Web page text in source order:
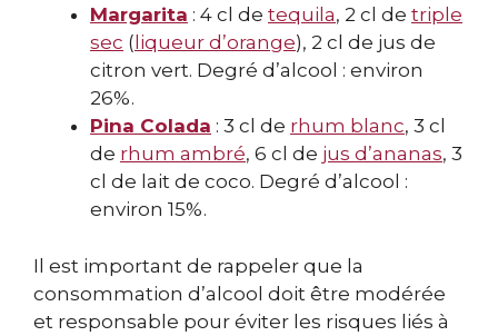
Margarita : 4 cl de tequila, 2 cl de triple
sec ( liqueur d’orange), 2 cl de jus de
citron vert. Degré d’alcool : environ
26%.
Pina Colada : 3 cl de rhum blanc, 3 cl
de rhum ambré, 6 cl de jus d’ananas, 3
cl de lait de coco. Degré d’alcool :
environ 15%.
Il est important de rappeler que la
consommation d’alcool doit être modérée
et responsable pour éviter les risques liés à